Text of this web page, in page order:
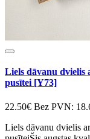
Liels dāvanu dvielis
pusītei [Y73]
22.50€ Bez PVN:
Liels dāvanu dvielis